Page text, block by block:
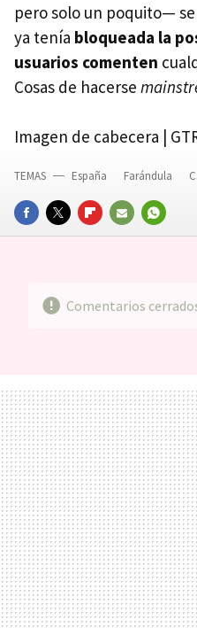
pero solo un poquito—
ya tenía bloqueada la
usuarios comenten
Cosas de hacerse
Imagen de cabecera |
FACEBOOKTWITTERFLIPBOARD
E-
WHATSAPP
TEMAS España Farándula
Comentarios